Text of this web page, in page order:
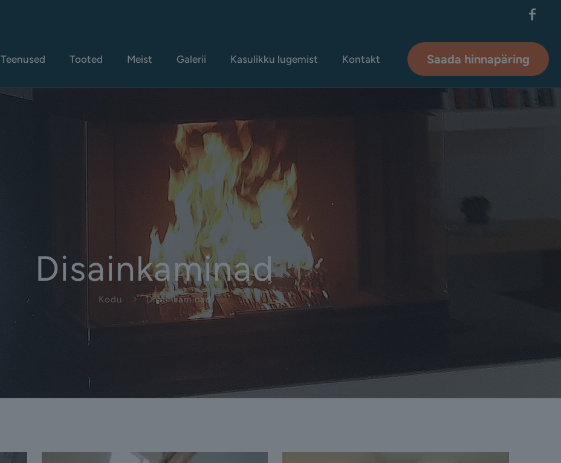
Teenused Tooted Meist Galerii Kasulikku lugemist Kontakt Saada hinnapäring
Disainkaminad
Kodu Disainkaminad